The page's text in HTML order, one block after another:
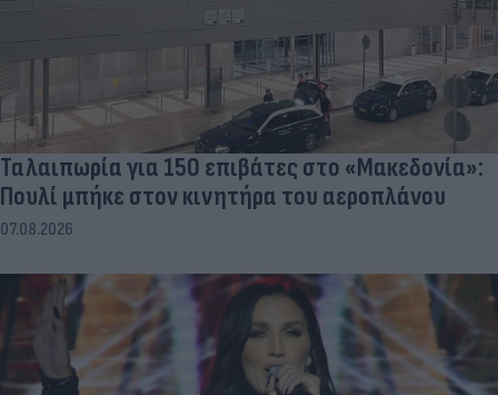
Ταλαιπωρία για 150 επιβάτες στο «Μακεδονία»:
Πουλί μπήκε στον κινητήρα του αεροπλάνου
07.08.2026